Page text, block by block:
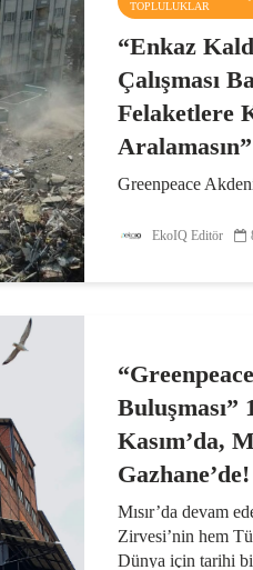
TOPLULUKLAR
“Enkaz
Çalışması
Felaketlere
Aralamasın”
Greenpeace
kaldırma sürecinin
EkoIQ Editör
Buluşması”
Kasım’da,
Gazhane’de!
Mısır’da devam
Zirvesi’nin hem
Dünya için tarihi